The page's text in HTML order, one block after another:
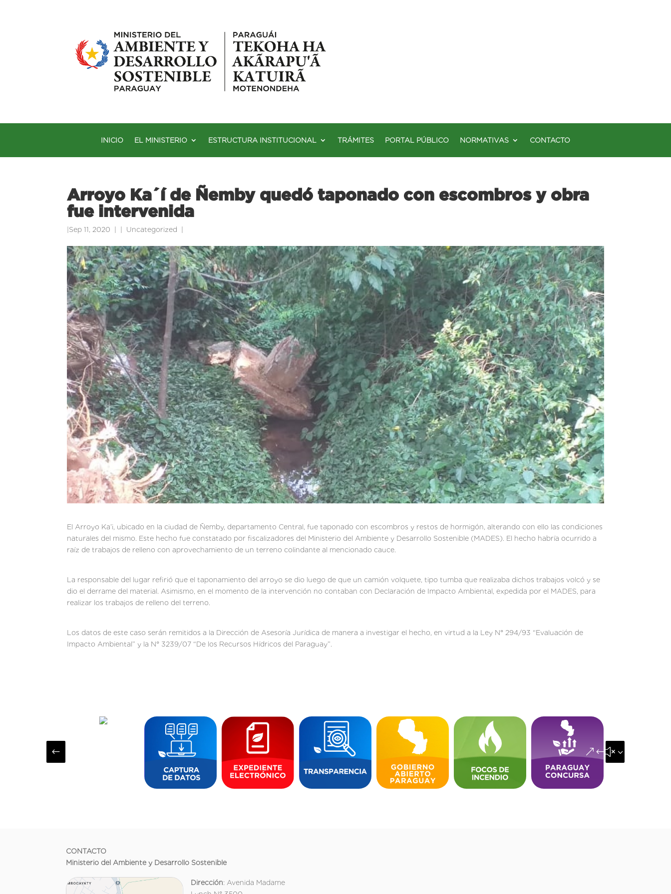
INICIO EL MINISTERIO ESTRUCTURA INSTITUCIONAL TRÁMITES PORTAL PÚBLICO NORMATIVAS CONTACTO
Arroyo Ka´í de Ñemby quedó taponado con escombros y obra
fue intervenida
Sep 11, 2020 Uncategorized
El Arroyo Ka’i, ubicado en la ciudad de Ñemby, departamento Central, fue taponado con escombros y restos de hormigón, alterando con ello las condiciones
naturales del mismo. Este hecho fue constatado por fiscalizadores del Ministerio del Ambiente y Desarrollo Sostenible (MADES). El hecho habría ocurrido a
raíz de trabajos de relleno con aprovechamiento de un terreno colindante al mencionado cauce.
La responsable del lugar refirió que el taponamiento del arroyo se dio luego de que un camión volquete, tipo tumba que realizaba dichos trabajos volcó y se
dio el derrame del material. Asimismo, en el momento de la intervención no contaban con Declaración de Impacto Ambiental, expedida por el MADES, para
realizar los trabajos de relleno del terreno.
Los datos de este caso serán remitidos a la Dirección de Asesoría Jurídica de manera a investigar el hecho, en virtud a la Ley N° 294/93 “Evaluación de
Impacto Ambiental” y la N° 3239/07 “De los Recursos Hídricos del Paraguay”.
# &#x35;
CONTACTO
Ministerio del Ambiente y Desarrollo Sostenible
Dirección: Avenida Madame